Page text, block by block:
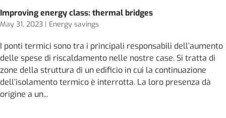
Improving energy class: thermal bridges
May 31, 2023 | Energy savings
I ponti termici sono tra i principali responsabili dell’aumento
delle spese di riscaldamento nelle nostre case. Si tratta di
zone della struttura di un edificio in cui la continuazione
dell’isolamento termico è interrotta. La loro presenza dà
origine a un...